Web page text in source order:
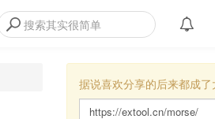
据说喜欢分享的后来都成了